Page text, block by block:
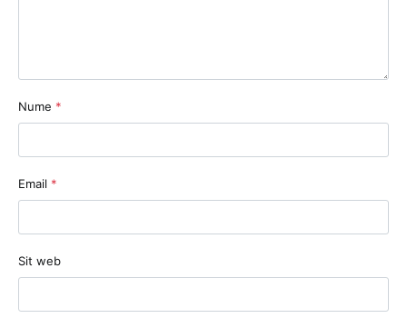
Nume *
Email *
Sit web